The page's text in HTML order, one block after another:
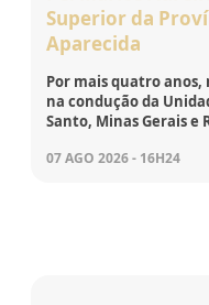
Superior da
Aparecida
Por mais quatro
na condução da
Santo, Minas Gerais e
07 AGO 2026 - 16H24